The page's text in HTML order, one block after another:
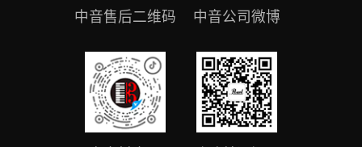
中音售后二维码 中音公司微博